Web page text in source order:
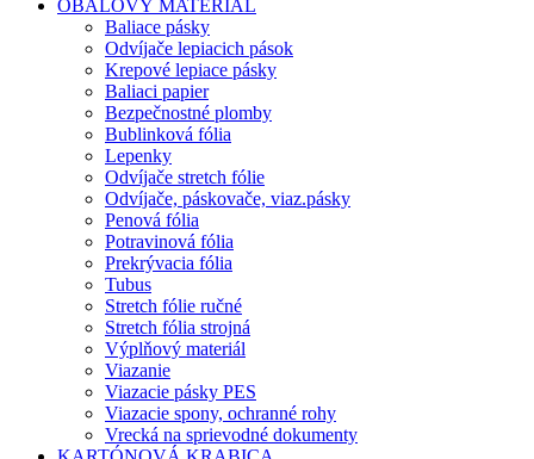
OBALOVÝ MATERIÁL
Baliace pásky
Odvíjače lepiacich pások
Krepové lepiace pásky
Baliaci papier
Bezpečnostné plomby
Bublinková fólia
Lepenky
Odvíjače stretch fólie
Odvíjače, páskovače, viaz.pásky
Penová fólia
Potravinová fólia
Prekrývacia fólia
Tubus
Stretch fólie ručné
Stretch fólia strojná
Výplňový materiál
Viazanie
Viazacie pásky PES
Viazacie spony, ochranné rohy
Vrecká na sprievodné dokumenty